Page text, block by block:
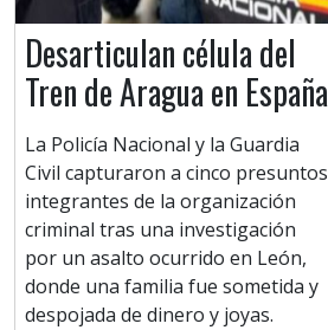
Desarticulan célula del
Tren de Aragua en España
La Policía Nacional y la Guardia
Civil capturaron a cinco presuntos
integrantes de la organización
criminal tras una investigación
por un asalto ocurrido en León,
donde una familia fue sometida y
despojada de dinero y joyas.